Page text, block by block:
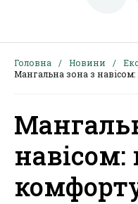
Головна Новини
Мангальна зона з